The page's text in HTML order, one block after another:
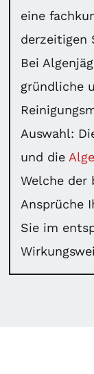
eine
derzeitigen
Bei
gründliche
Auswahl:
und die
Welche der
Ansprüche
Sie im